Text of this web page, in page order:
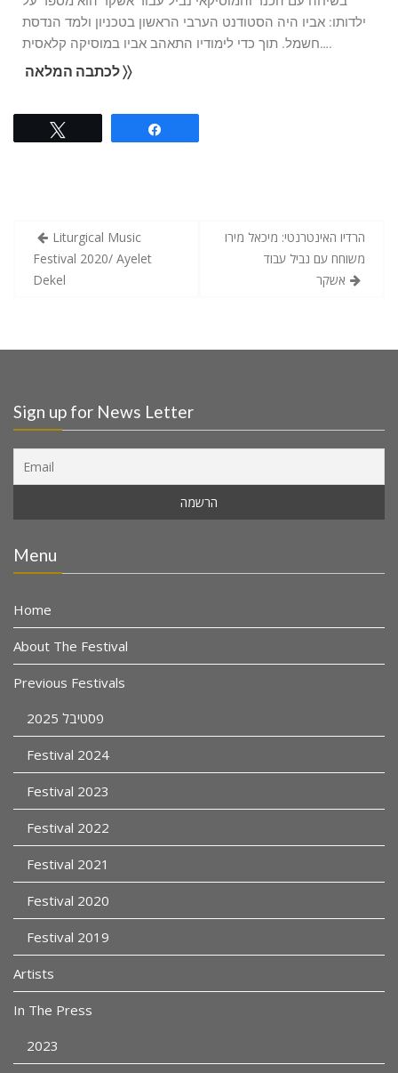
ילדותו: אביו היה הסטודנט הערבי הראשון בטכניון ולמד הנדסת
חשמל. תוך כדי לימודיו התאהב אביו במוסיקה קלאסית….
לכתבה המלאה 〉〉
Liturgical Music
Festival 2020/ Ayelet
Dekel
הרדיו האינטרנטי: מיכאל מירו
משוחח עם נביל עבוד
אשקר
Sign up for News Letter
Menu
Home
About The Festival
Previous Festivals
פסטיבל 2025
Festival 2024
Festival 2023
Festival 2022
Festival 2021
Festival 2020
Festival 2019
Artists
In The Press
2023